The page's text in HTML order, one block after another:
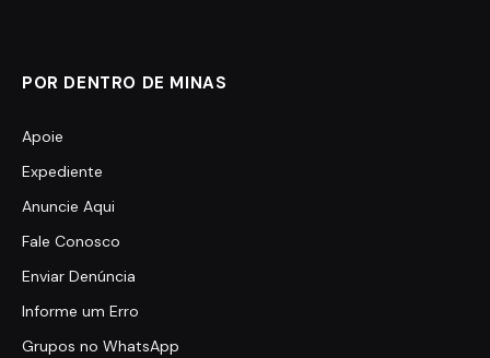
POR DENTRO DE MINAS
Apoie
Expediente
Anuncie Aqui
Fale Conosco
Enviar Denúncia
Informe um Erro
Grupos no WhatsApp